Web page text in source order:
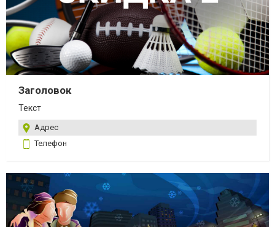
Заголовок
Текст
Адрес
Телефон